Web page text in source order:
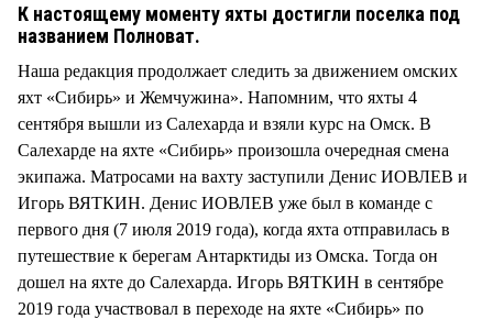
К настоящему моменту яхты достигли поселка под
названием Полноват.
Наша редакция продолжает следить за движением омских
яхт «Сибирь» и Жемчужина». Напомним, что яхты 4
сентября вышли из Салехарда и взяли курс на Омск. В
Салехарде на яхте «Сибирь» произошла очередная смена
экипажа. Матросами на вахту заступили Денис ИОВЛЕВ и
Игорь ВЯТКИН. Денис ИОВЛЕВ уже был в команде с
первого дня (7 июля 2019 года), когда яхта отправилась в
путешествие к берегам Антарктиды из Омска. Тогда он
дошел на яхте до Салехарда. Игорь ВЯТКИН в сентябре
2019 года участвовал в переходе на яхте «Сибирь» по